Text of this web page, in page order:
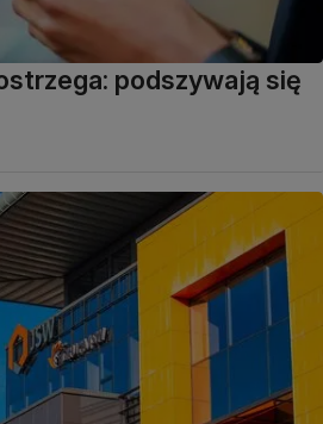
podszywają się